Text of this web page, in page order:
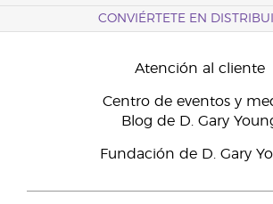
CONVIÉRTETE EN
Atención al cliente
Centro de eventos y
Blog de D. Gary
Fundación de D. Gary